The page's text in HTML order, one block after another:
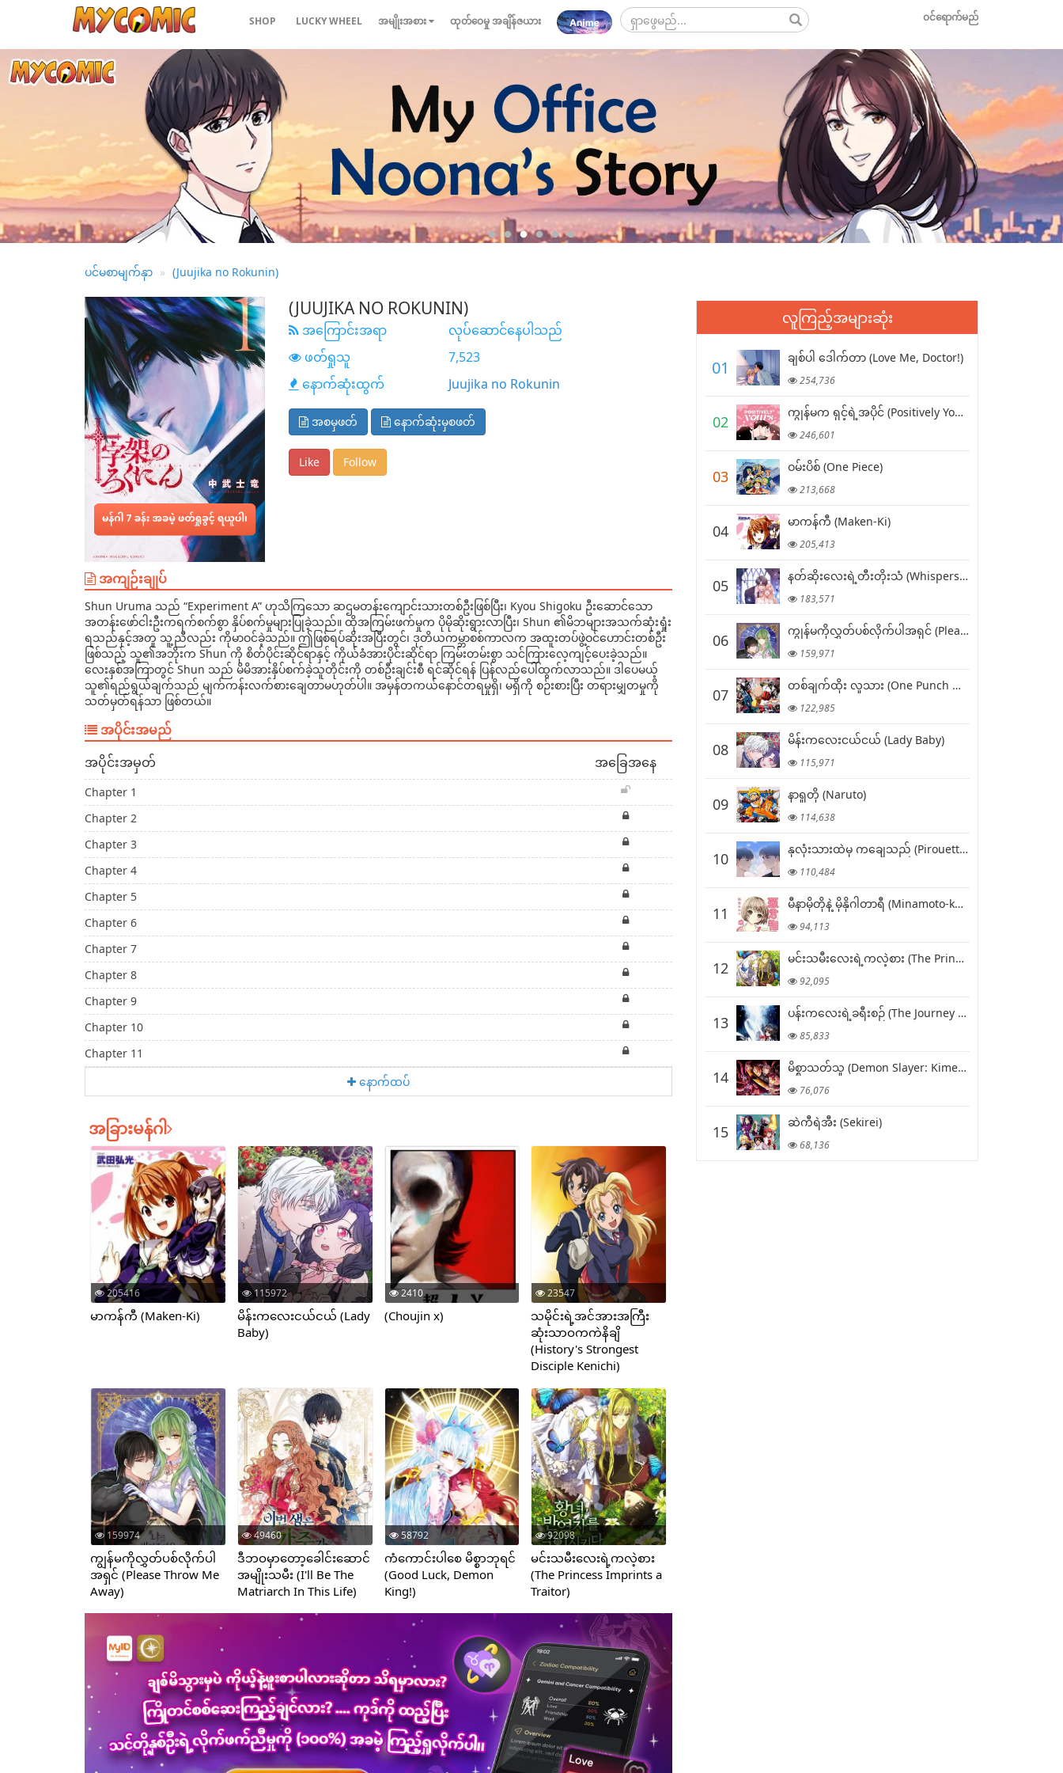
SHOP LUCKY WHEEL အမျိုးအစား ထုတ်ဝေမှု အချိန်ဇယား ဝင်ရောက်မည်
နောက်ဆုံး
ထွက်
လူကြ
ဆုံး
အမျိုး
အစား
ထုတ်ဝေမှု
ပင်မစာမျက်နှာ (Juujika no Rokunin)
(JUUJIKA NO ROKUNIN)
အကြောင်းအရာ
လုပ်ဆောင်နေပါသည်
ဖတ်ရှုသူ
7,523
နောက်ဆုံးထွက်
Juujika no Rokunin
အစမှဖတ် နောက်ဆုံးမှစဖတ်
Like Follow
အကျဉ်းချုပ်
Shun Uruma သည် “Experiment A” ဟုသိကြသော ဆဌမတန်းကျောင်းသားတစ်ဦးဖြစ်ပြီး၊ Kyou Shigoku ဦးဆောင်သော
အတန်းဖော်ငါးဦးကရက်စက်စွာ နှိပ်စက်မှုများပြုခဲ့သည်။ ထိုအကြမ်းဖက်မှုက ပိုမိုဆိုးရွားလာပြီး၊ Shun ၏မိဘများအသက်ဆုံးရှုံး
ရသည်နှင့်အတူ သူ့ညီလည်း ကိုမာဝင်ခဲ့သည်။ ဤဖြစ်ရပ်ဆိုးအပြီးတွင်၊ ဒုတိယကမ္ဘာစစ်ကာလက အထူးတပ်ဖွဲ့ဝင်ဟောင်းတစ်ဦး
ဖြစ်သည့် သူ၏အဘိုးက Shun ကို စိတ်ပိုင်းဆိုင်ရာနှင့် ကိုယ်ခံအားပိုင်းဆိုင်ရာ ကြမ်းတမ်းစွာ သင်ကြားလေ့ကျင့်ပေးခဲ့သည်။
လေးနှစ်အကြာတွင် Shun သည် မိမိအားနှိပ်စက်ခဲ့သူတိုင်းကို တစ်ဦးချင်းစီ ရင်ဆိုင်ရန် ပြန်လည်ပေါ်ထွက်လာသည်။ ဒါပေမယ့်
သူ၏ရည်ရွယ်ချက်သည် မျက်ကန်းလက်စားချေတာမဟုတ်ပါ။ အမှန်တကယ်နောင်တရမှုရှိ၊ မရှိကို စဉ်းစားပြီး တရားမျှတမှုကို
သတ်မှတ်ရန်သာ ဖြစ်တယ်။
အပိုင်းအမည်
အပိုင်းအမှတ်
အခြေအနေ
Chapter 1
Chapter 2
Chapter 3
Chapter 4
Chapter 5
Chapter 6
Chapter 7
Chapter 8
Chapter 9
Chapter 10
Chapter 11
နောက်ထပ်
အခြားမန်ဂါ
205416
မာကန်ကီ (Maken-Ki)
115972
မိန်းကလေးငယ်ငယ် (Lady
Baby)
2410
(Choujin x)
23547
သမိုင်းရဲ့အင်အားအကြီး
ဆုံးသာဝကကဲနိချိ
(History's Strongest
Disciple Kenichi)
159974
ကျွန်မကိုလွှတ်ပစ်လိုက်ပါ
အရှင် (Please Throw Me
Away)
49460
ဒီဘဝမှာတော့ခေါင်းဆောင်
အမျိုးသမီး (I'll Be The
Matriarch In This Life)
58792
ကံကောင်းပါစေ မိစ္စာဘုရင်
(Good Luck, Demon
King!)
92098
မင်းသမီးလေးရဲ့ကလဲ့စား
(The Princess Imprints a
Traitor)
လူကြည့်အများဆုံး
01 ချစ်ပါ ဒေါက်တာ (Love Me, Doctor!)
254,736
02
ကျွန်မက ရှင့်ရဲ့အပိုင် (Positively Yours)
246,601
03
ဝမ်းပိစ် (One Piece)
213,668
04
မာကန်ကီ (Maken-Ki)
205,413
05
နတ်ဆိုးလေးရဲ့တီးတိုးသံ (Whispers of the Devil)
183,571
06
ကျွန်မကိုလွှတ်ပစ်လိုက်ပါအရှင် (Please Throw Me Away)
159,971
07
တစ်ချက်ထိုး လူသား (One Punch Man)
122,985
08
မိန်းကလေးငယ်ငယ် (Lady Baby)
115,971
09
နာရူတို (Naruto)
114,638
10
နှလုံးသားထဲမှ ကချေသည် (Pirouette into My Heart)
110,484
11
မီနာမိုတိုနဲ့ မိုနိုဂါတာရီ (Minamoto-kun Monogatari)
94,113
12
မင်းသမီးလေးရဲ့ကလဲ့စား (The Princess Imprints a Traitor)
92,095
13
ပန်းကလေးရဲ့ခရီးစဉ် (The Journey of Flower)
85,833
14
မိစ္စာသတ်သူ (Demon Slayer: Kimetsu no Yaiba)
76,076
15
ဆဲကီရဲအီး (Sekirei)
68,136